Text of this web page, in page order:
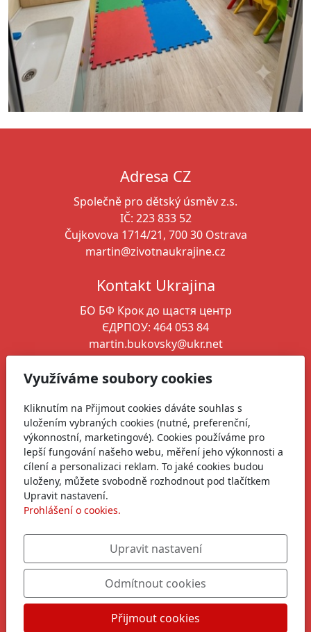
Adresa CZ
Společně pro dětský úsměv z.s.
IČ: 223 833 52
Čujkovova 1714/21, 700 30 Ostrava
martin@zivotnaukrajine.cz
Kontakt Ukrajina
БО БФ Крок до щастя центр
ЄДРПОУ: 464 053 84
martin.bukovsky@ukr.net
+380 664 346 261
Martin Bukovský
martin@zivotnaukrajine.cz
+420 606 761 568
+380 664 346 261
Copyright © 2026 Společně pro dětský úsměv, z.s.
Využíváme soubory cookies
Kliknutím na Přijmout cookies dáváte souhlas s
uložením vybraných cookies (nutné, preferenční,
výkonnostní, marketingové). Cookies používáme pro
lepší fungování našeho webu, měření jeho výkonnosti a
cílení a personalizaci reklam. To jaké cookies budou
uloženy, můžete svobodně rozhodnout pod tlačítkem
Upravit nastavení.
Prohlášení o cookies.
Upravit nastavení
Odmítnout cookies
Přijmout cookies